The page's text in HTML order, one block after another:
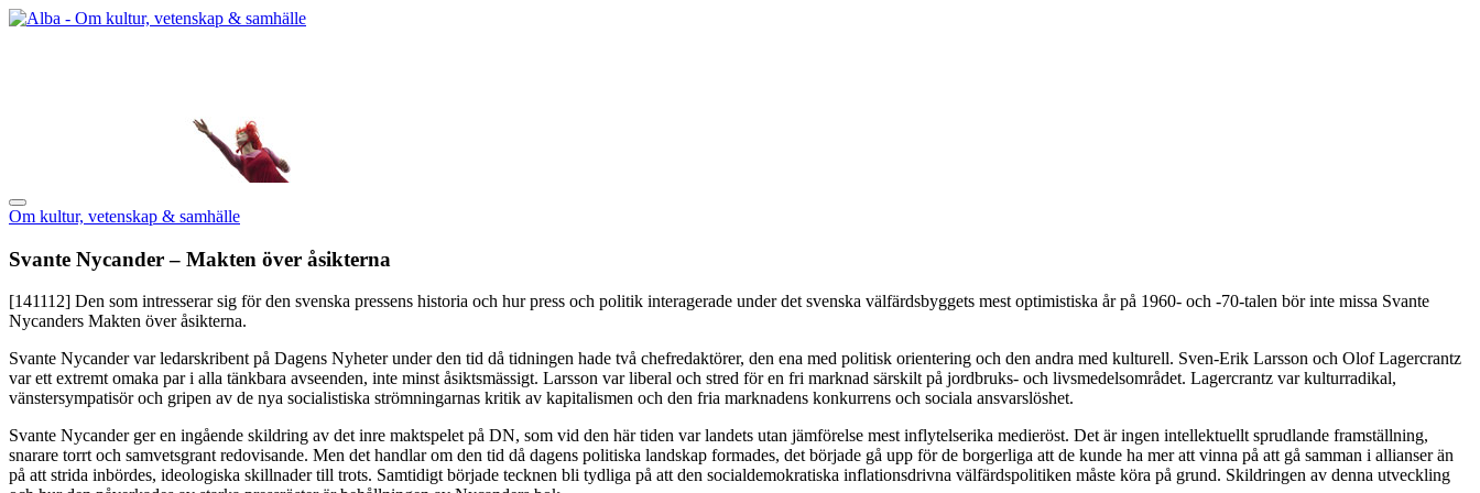
Om kultur, vetenskap & samhälle
Svante Nycander – Makten över åsikterna
[141112] Den som intresserar sig för den svenska pressens historia och hur press och politik interagerade under det svenska välfärdsbyggets mest optimistiska år på 1960- och -70-talen bör inte missa Svante
Nycanders Makten över åsikterna.
Svante Nycander var ledarskribent på Dagens Nyheter under den tid då tidningen hade två chefredaktörer, den ena med politisk orientering och den andra med kulturell. Sven-Erik Larsson och Olof Lagercrantz
var ett extremt omaka par i alla tänkbara avseenden, inte minst åsiktsmässigt. Larsson var liberal och stred för en fri marknad särskilt på jordbruks- och livsmedelsområdet. Lagercrantz var kulturradikal,
vänstersympatisör och gripen av de nya socialistiska strömningarnas kritik av kapitalismen och den fria marknadens konkurrens och sociala ansvarslöshet.
Svante Nycander ger en ingående skildring av det inre maktspelet på DN, som vid den här tiden var landets utan jämförelse mest inflytelserika medieröst. Det är ingen intellektuellt sprudlande framställning,
snarare torrt och samvetsgrant redovisande. Men det handlar om den tid då dagens politiska landskap formades, det började gå upp för de borgerliga att de kunde ha mer att vinna på att gå samman i allianser än
på att strida inbördes, ideologiska skillnader till trots. Samtidigt började tecknen bli tydliga på att den socialdemokratiska inflationsdrivna välfärdspolitiken måste köra på grund. Skildringen av denna utveckling